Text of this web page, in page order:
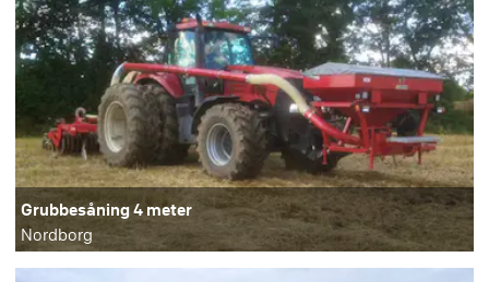
Grubbesåning 4 meter
Nordborg